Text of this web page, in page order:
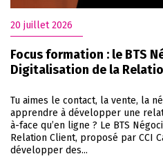
20 juillet 2026
Focus formation : le BTS
Digitalisation de la
Tu aimes le contact, la vente, la
apprendre à développer une
à-face qu’en ligne ? Le BTS
Relation Client, proposé par CCI
développer des...